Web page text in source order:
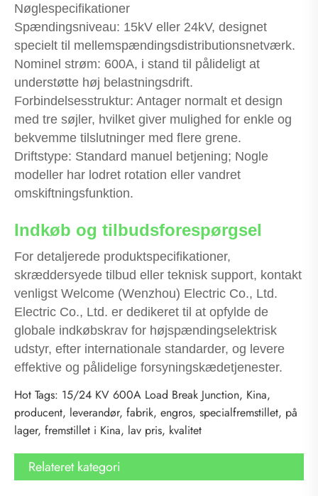
Nøglespecifikationer
Spændingsniveau: 15kV eller 24kV, designet
specielt til mellemspændingsdistributionsnetværk.
Nominel strøm: 600A, i stand til pålideligt at
understøtte høj belastningsdrift.
Forbindelsesstruktur: Antager normalt et design
med tre søjler, hvilket giver mulighed for enkle og
bekvemme tilslutninger med flere grene.
Driftstype: Standard manuel betjening; Nogle
modeller har lodret rotation eller vandret
omskiftningsfunktion.
Indkøb og tilbudsforespørgsel
For detaljerede produktspecifikationer,
skræddersyede tilbud eller teknisk support, kontakt
venligst Welcome (Wenzhou) Electric Co., Ltd.
Electric Co., Ltd. er dedikeret til at opfylde de
globale indkøbskrav for højspændingselektrisk
udstyr, efter internationale standarder, og levere
effektive og pålidelige forsyningskædetjenester.
Hot Tags: 15/24 KV 600A Load Break Junction, Kina,
producent, leverandør, fabrik, engros, specialfremstillet, på
lager, fremstillet i Kina, lav pris, kvalitet
Relateret kategori